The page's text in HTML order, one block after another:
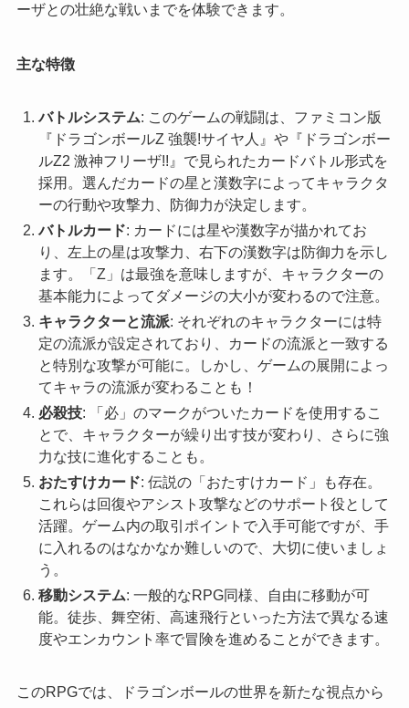
ーザとの壮絶な戦いまでを体験できます。
主な特徴
バトルシステム: このゲームの戦闘は、ファミコン版
『ドラゴンボールZ 強襲!サイヤ人』や『ドラゴンボー
ルZ2 激神フリーザ!!』で見られたカードバトル形式を
採用。選んだカードの星と漢数字によってキャラクタ
ーの行動や攻撃力、防御力が決定します。
バトルカード: カードには星や漢数字が描かれてお
り、左上の星は攻撃力、右下の漢数字は防御力を示し
ます。「Z」は最強を意味しますが、キャラクターの
基本能力によってダメージの大小が変わるので注意。
キャラクターと流派: それぞれのキャラクターには特
定の流派が設定されており、カードの流派と一致する
と特別な攻撃が可能に。しかし、ゲームの展開によっ
てキャラの流派が変わることも！
必殺技: 「必」のマークがついたカードを使用するこ
とで、キャラクターが繰り出す技が変わり、さらに強
力な技に進化することも。
おたすけカード: 伝説の「おたすけカード」も存在。
これらは回復やアシスト攻撃などのサポート役として
活躍。ゲーム内の取引ポイントで入手可能ですが、手
に入れるのはなかなか難しいので、大切に使いましょ
う。
移動システム: 一般的なRPG同様、自由に移動が可
能。徒歩、舞空術、高速飛行といった方法で異なる速
度やエンカウント率で冒険を進めることができます。
このRPGでは、ドラゴンボールの世界を新たな視点から